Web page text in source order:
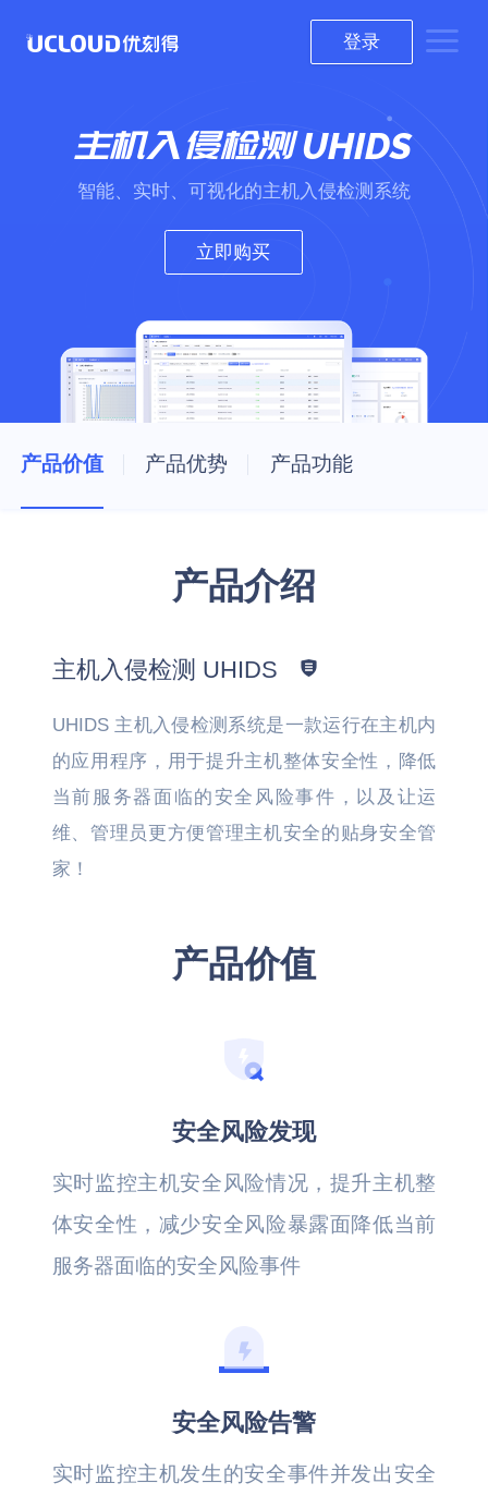
登录
主机入侵检测UHIDS
智能、实时、可视化的主机入侵检测系统
立即购买
产品价值 产品优势 产品功能
产品介绍
主机入侵检测 UHIDS
UHIDS 主机入侵检测系统是一款运行在主机内
的应用程序，用于提升主机整体安全性，降低
当前服务器面临的安全风险事件，以及让运
维、管理员更方便管理主机安全的贴身安全管
家！
产品价值
安全风险发现
实时监控主机安全风险情况，提升主机整
体安全性，减少安全风险暴露面降低当前
服务器面临的安全风险事件
安全风险告警
实时监控主机发生的安全事件并发出安全